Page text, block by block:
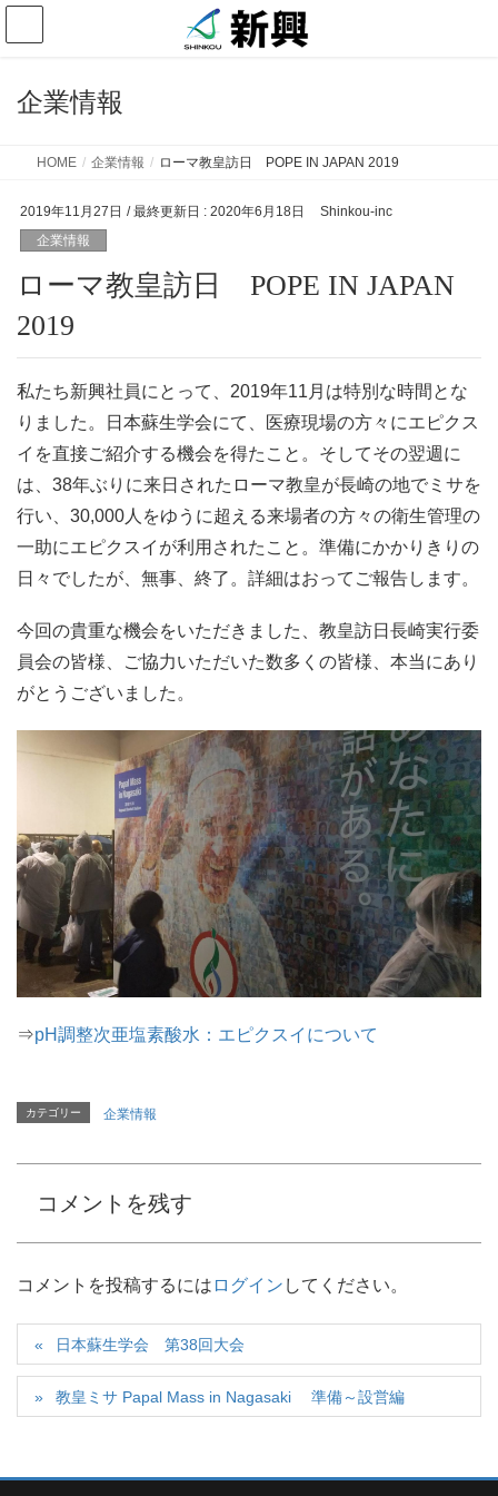
企業情報
HOME 企業情報 ローマ教皇訪日 POPE IN JAPAN 2019
2019年11月27日 / 最終更新日 : 2020年6月18日
Shinkou-inc
企業情報
ローマ教皇訪日 POPE IN JAPAN
2019
私たち新興社員にとって、2019年11月は特別な時間とな
りました。日本蘇生学会にて、医療現場の方々にエピクス
イを直接ご紹介する機会を得たこと。そしてその翌週に
は、38年ぶりに来日されたローマ教皇が長崎の地でミサを
行い、30,000人をゆうに超える来場者の方々の衛生管理の
一助にエピクスイが利用されたこと。準備にかかりきりの
日々でしたが、無事、終了。詳細はおってご報告します。
今回の貴重な機会をいただきました、教皇訪日長崎実行委
員会の皆様、ご協力いただいた数多くの皆様、本当にあり
がとうございました。
⇒pH調整次亜塩素酸水：エピクスイについて
カテゴリー 企業情報
コメントを残す
コメントを投稿するには ログイン してください。
日本蘇生学会 第38回大会
教皇ミサ Papal Mass in Nagasaki 準備～設営編